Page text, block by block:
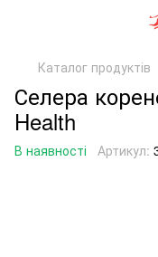
Каталог продуктів
Селера
Health
В наявності Артикул: